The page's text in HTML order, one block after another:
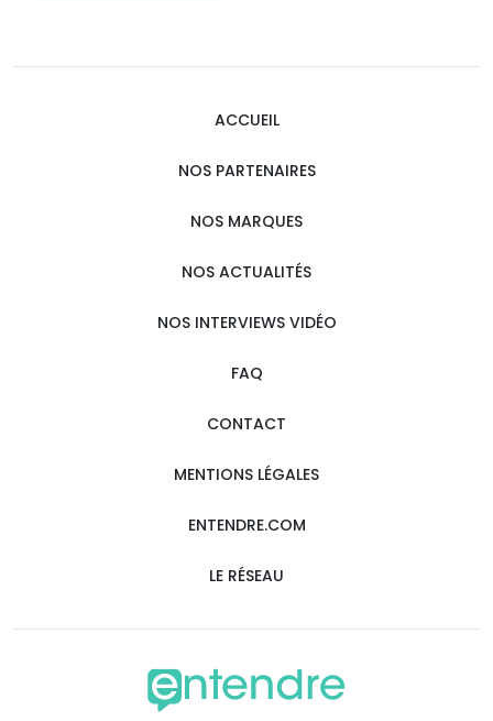
ACCUEIL
NOS PARTENAIRES
NOS MARQUES
NOS ACTUALITÉS
NOS INTERVIEWS VIDÉO
FAQ
CONTACT
MENTIONS LÉGALES
ENTENDRE.COM
LE RÉSEAU